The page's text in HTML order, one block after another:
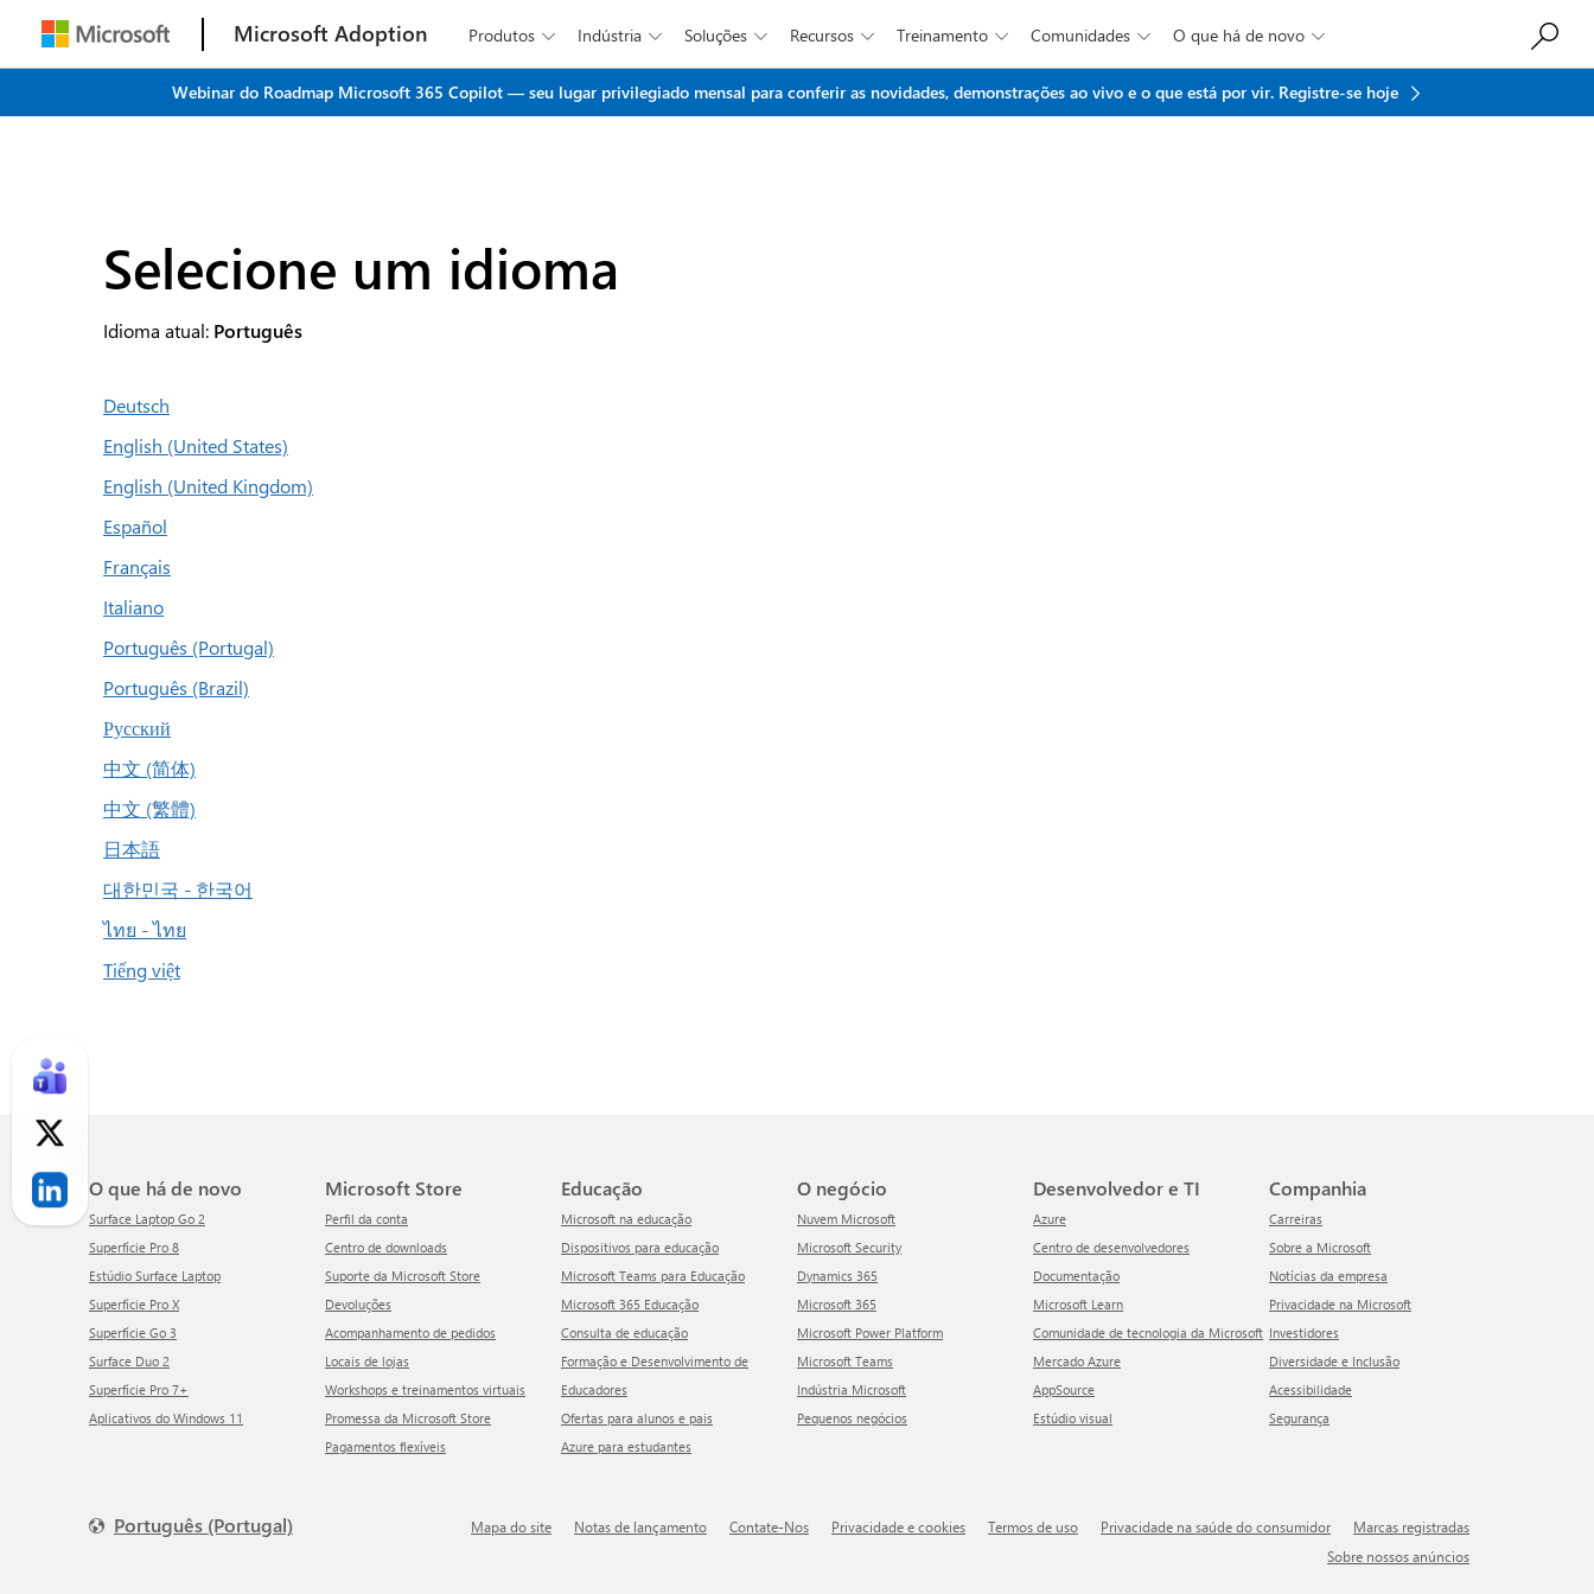
Ir para o conteúdo principal
Microsoft Adoption Produtos  Indústria  Soluções  Recursos  Treinamento  Comunidades  O que há de novo 
Webinar do Roadmap Microsoft 365 Copilot — seu lugar privilegiado mensal para conferir as novidades, demonstrações ao vivo e o que está por vir. Registre-se hoje
Selecione um idioma
Idioma atual: Português
Deutsch
English (United States)
English (United Kingdom)
Español
Français
Italiano
Português (Portugal)
Português (Brazil)
Русский
中文 (简体)
中文 (繁體)
日本語
대한민국 - 한국어
ไทย - ไทย
Tiếng việt
O que há de novo
Surface Laptop Go 2
Superfície Pro 8
Estúdio Surface Laptop
Superfície Pro X
Superfície Go 3
Surface Duo 2
Superfície Pro 7+
Aplicativos do Windows 11
Microsoft Store
Perfil da conta
Centro de downloads
Suporte da Microsoft Store
Devoluções
Acompanhamento de pedidos
Locais de lojas
Workshops e treinamentos virtuais
Promessa da Microsoft Store
Pagamentos flexíveis
Educação
Microsoft na educação
Dispositivos para educação
Microsoft Teams para Educação
Microsoft 365 Educação
Consulta de educação
Formação e Desenvolvimento de
Educadores
Ofertas para alunos e pais
Azure para estudantes
O negócio
Nuvem Microsoft
Microsoft Security
Dynamics 365
Microsoft 365
Microsoft Power Platform
Microsoft Teams
Indústria Microsoft
Pequenos negócios
Desenvolvedor e TI
Azure
Centro de desenvolvedores
Documentação
Microsoft Learn
Comunidade de tecnologia da Microsoft
Mercado Azure
AppSource
Estúdio visual
Companhia
Carreiras
Sobre a Microsoft
Notícias da empresa
Privacidade na Microsoft
Investidores
Diversidade e Inclusão
Acessibilidade
Segurança
Português (Portugal) Mapa do site Notas de lançamento Contate-Nos Privacidade e cookies Termos de uso Privacidade na saúde do consumidor
Marcas registradas
Sobre nossos anúncios